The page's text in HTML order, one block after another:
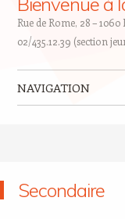
Rue de Rome, 28 –
02/435.12.39 (section
NAVIGATION
Secondaire